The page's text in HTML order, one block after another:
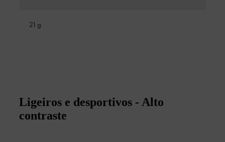
21 g
Ligeiros e desportivos - Alto
contraste